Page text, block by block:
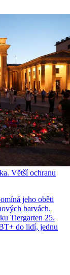
Větší ochranu
jeho oběti
barvách.
Tiergarten 25.
do lidí, jednu